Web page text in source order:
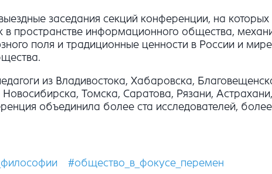
заседания секций конференции, на
пространстве информационного общества,
поля и традиционные ценности в России и
из Владивостока, Хабаровска,
Томска, Саратова, Рязани,
объединила более ста исследователей,
#общество_в_фокусе_перемен